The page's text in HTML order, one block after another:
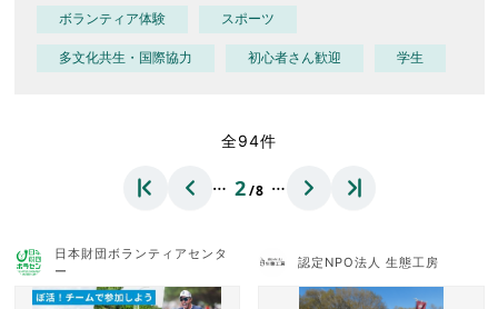
ボランティア体験 スポーツ
多文化共生・国際協力 初心者さん歓迎 学生
全94件
… 2/8 …
日本財団ボランティアセンタ
ー
認定NPO法人 生態工房